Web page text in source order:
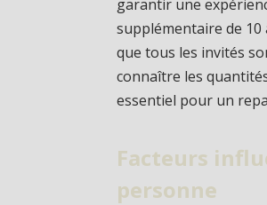
garantir une
supplémentaire de 10
que tous les invités
connaître les
essentiel pour un
Facteurs
personne